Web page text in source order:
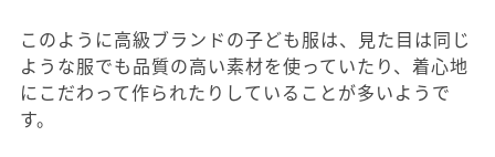
このように高級ブランドの子ども服は、見た目は同じ
ような服でも品質の高い素材を使っていたり、着心地
にこだわって作られたりしていることが多いようで
す。